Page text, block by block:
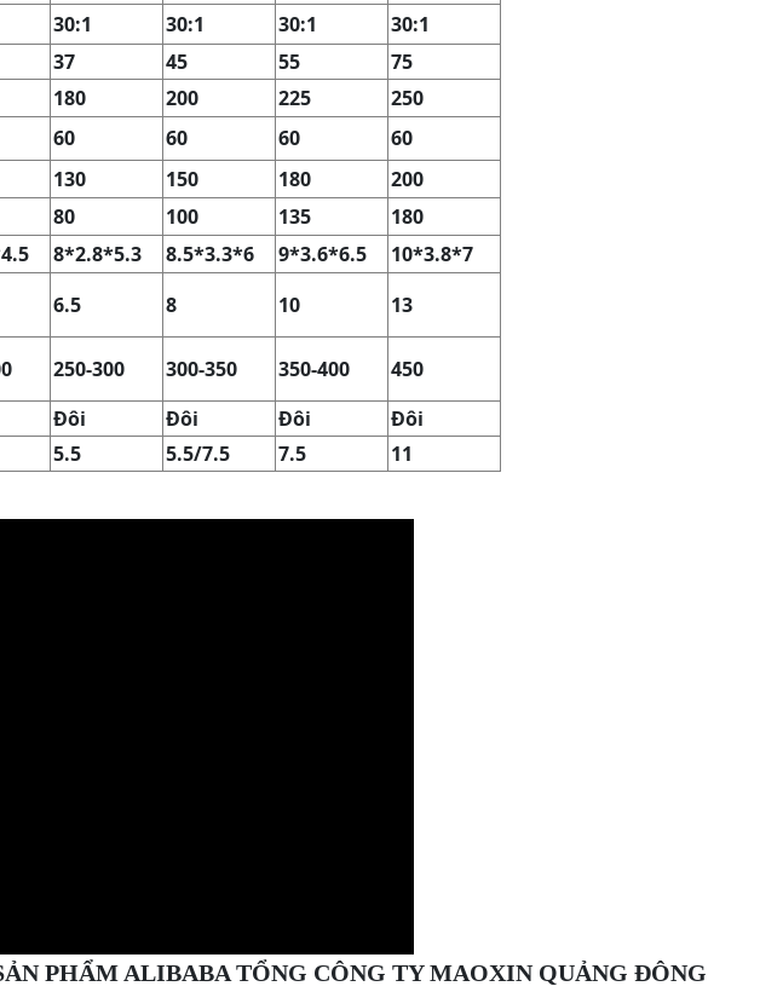
30:1 30:1 30:1
30:1
37 45 55
75
180 200 225
250
60 60 60
60
130 150 180
200
80 100 135
180
8*2.8*5.3 8.5*3.3*6 9*3.6*6.5
10*3.8*7
6.5 8 10
13
250-300 300-350 350-400
450
Đôi Đôi Đôi
Đôi
5.5 5.5/7.5 7.5
11
PHẨM ALIBABA TỔNG CÔNG TY MAOXIN QUẢNG ĐÔNG